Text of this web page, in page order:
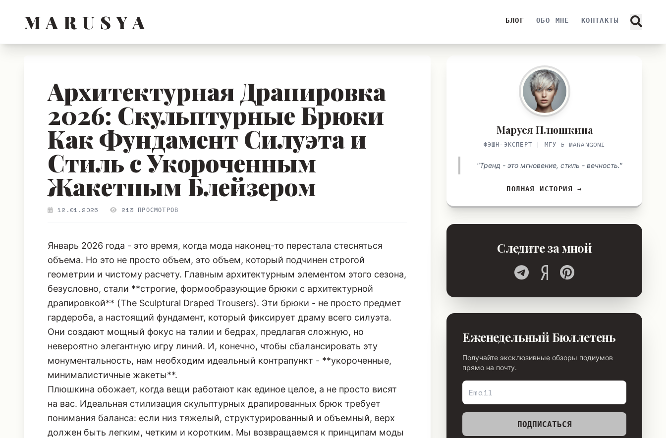
M A R U S Y A БЛОГ ОБО МНЕ КОНТАКТЫ
Архитектурная Драпировка
2026: Скульптурные Брюки
Как Фундамент Силуэта и
Стиль с Укороченным
Жакетным Блейзером
12.01.2026 213 ПРОСМОТРОВ
Январь 2026 года - это время, когда мода наконец-то перестала стесняться
объема. Но это не просто объем, это объем, который подчинен строгой
геометрии и чистому расчету. Главным архитектурным элементом этого сезона,
безусловно, стали **строгие, формообразующие брюки с архитектурной
драпировкой** (The Sculptural Draped Trousers). Эти брюки - не просто предмет
гардероба, а настоящий фундамент, который фиксирует драму всего силуэта.
Они создают мощный фокус на талии и бедрах, предлагая сложную, но
невероятно элегантную игру линий. И, конечно, чтобы сбалансировать эту
монументальность, нам необходим идеальный контрапункт - **укороченные,
минималистичные жакеты**.
Плюшкина обожает, когда вещи работают как единое целое, а не просто висят
на вас. Идеальная стилизация скульптурных драпированных брюк требует
понимания баланса: если низ тяжелый, структурированный и объемный, верх
должен быть легким, четким и коротким. Мы возвращаемся к принципам моды
Маруся Плюшкина
ФЭШН-ЭКСПЕРТ | МГУ & MARANGONI
"Тренд - это мгновение, стиль - вечность."
ПОЛНАЯ ИСТОРИЯ →
Следите за мной
Еженедельный Бюллетень
Получайте эксклюзивные обзоры подиумов
прямо на почту.
ПОДПИСАТЬСЯ